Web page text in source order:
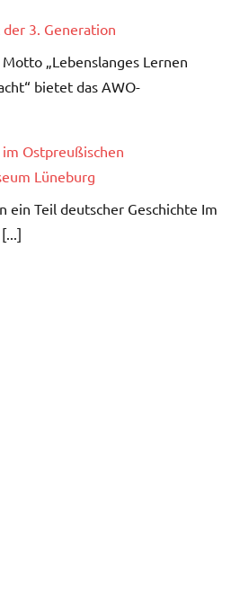
3. Generation
„Lebenslanges Lernen
bietet das AWO-
im Ostpreußischen
Lüneburg
ein Teil deutscher Geschichte Im